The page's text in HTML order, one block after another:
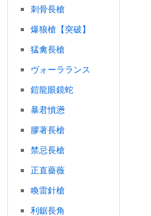
刺骨長槍
爆狼槍【突破】
猛禽長槍
ヴォーラランス
鎧龍眼鏡蛇
暴君憤懣
膠著長槍
禁忌長槍
正直薔薇
喚雷針槍
利鋸長角